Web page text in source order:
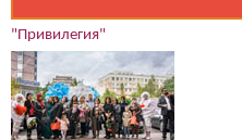
"Привилегия"